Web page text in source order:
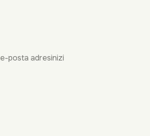
posta adresinizi